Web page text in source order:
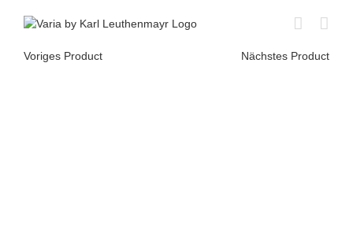
Voriges Product
Nächstes Product